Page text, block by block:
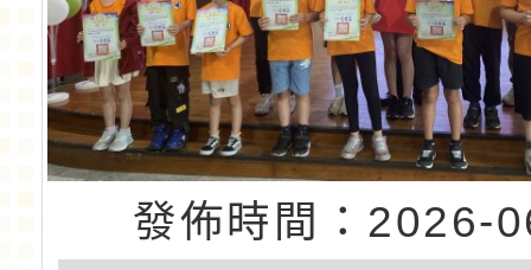
發佈時間：2026-